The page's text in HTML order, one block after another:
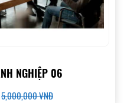
NGHIỆP 06
5,000,000 VNĐ